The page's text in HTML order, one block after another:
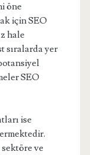
öne
için SEO
hale
sıralarda yer
SEO
ise
sektöre ve